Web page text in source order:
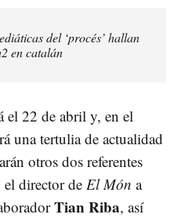
del ‘procés’ hallan
en catalán
el 22 de abril y, en el
una tertulia de actualidad
otros dos referentes
el director de El Món a
Tian Riba, así